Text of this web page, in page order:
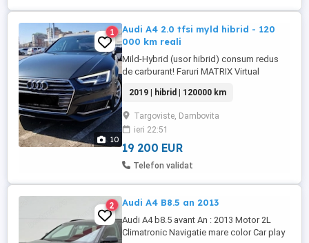
10
1
Audi A4 2.0 tfsi myld hibrid - 120
000 km reali
Mild-Hybrid (usor hibrid) consum redus
de carburant! Faruri MATRIX Virtual
Android auto Scaune fata incalzite
Camera mers inapoi Audi pre sense Audi
side assist (asistenta unghi mort) Senzori
parcare fata spate MMI navigation
Senzori lumina ploaie Volan piele
Comenzi ...
2019 | hibrid | 120000 km
Targoviste, Dambovita
ieri 22:51
19 200 EUR
Telefon validat
2 Audi A4 B8.5 an 2013
Audi A4 b8.5 avant An : 2013 Motor 2L
Climatronic Navigatie mare color Car play